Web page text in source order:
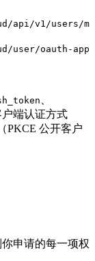
api/v1/users/me
user/oauth-apps
户端认证方式
（PKCE 公开客户
申请的每一项权